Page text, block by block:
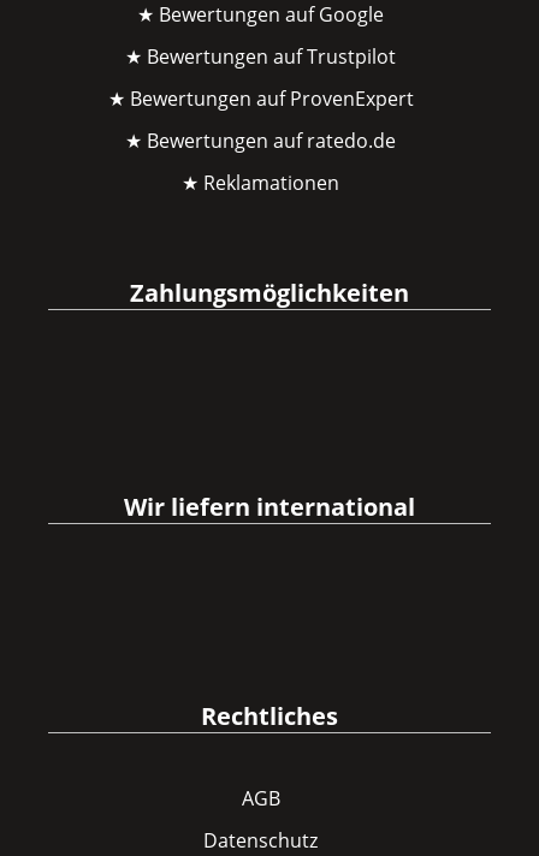
★ Bewertungen auf Google
★ Bewertungen auf Trustpilot
★ Bewertungen auf ProvenExpert
★ Bewertungen auf ratedo.de
★ Reklamationen
Zahlungsmöglichkeiten
Wir liefern international
Rechtliches
AGB
Datenschutz